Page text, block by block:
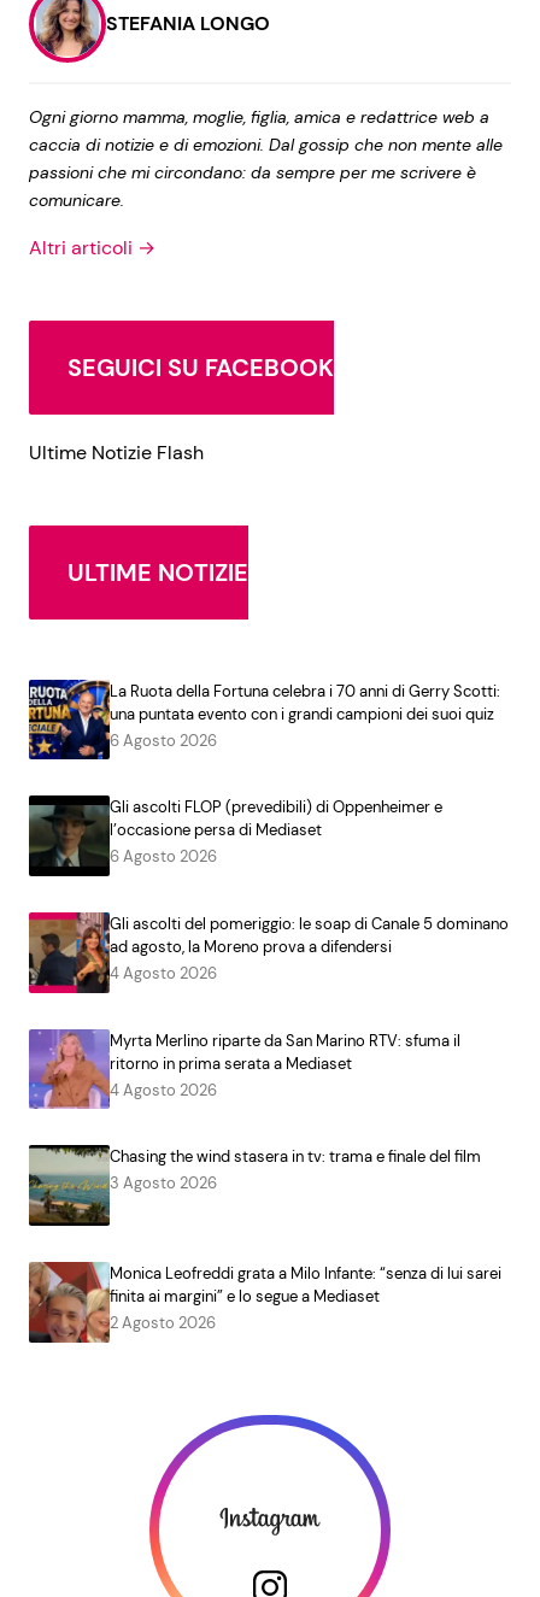
STEFANIA LONGO
Ogni giorno mamma, moglie, figlia, amica e redattrice web a
caccia di notizie e di emozioni. Dal gossip che non mente alle
passioni che mi circondano: da sempre per me scrivere è
comunicare.
Altri articoli →
SEGUICI SU FACEBOOK
Ultime Notizie Flash
ULTIME NOTIZIE
La Ruota della Fortuna celebra i 70 anni di Gerry Scotti:
una puntata evento con i grandi campioni dei suoi quiz
6 Agosto 2026
Gli ascolti FLOP (prevedibili) di Oppenheimer e
l’occasione persa di Mediaset
6 Agosto 2026
Gli ascolti del pomeriggio: le soap di Canale 5 dominano
ad agosto, la Moreno prova a difendersi
4 Agosto 2026
Myrta Merlino riparte da San Marino RTV: sfuma il
ritorno in prima serata a Mediaset
4 Agosto 2026
Chasing the wind stasera in tv: trama e finale del film
3 Agosto 2026
Monica Leofreddi grata a Milo Infante: “senza di lui sarei
finita ai margini” e lo segue a Mediaset
2 Agosto 2026